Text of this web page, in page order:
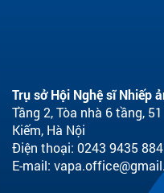
Trụ sở Hội Nghệ sĩ Nhiếp
Tầng 2, Tòa nhà 6 tầng,
Kiếm, Hà Nội
Điện thoại: 0243 9435
E-mail: